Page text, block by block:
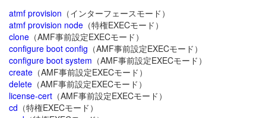
atmf provision （インターフェースモード）
atmf provision node （特権EXECモード）
clone （AMF事前設定EXECモード）
configure boot config （AMF事前設定EXECモード）
configure boot system （AMF事前設定EXECモード）
create （AMF事前設定EXECモード）
delete （AMF事前設定EXECモード）
license-cert （AMF事前設定EXECモード）
cd （特権EXECモード）